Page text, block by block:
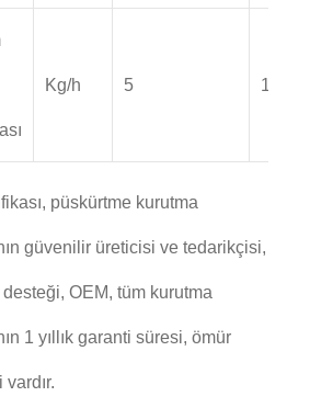
Kg/h 5 10
püskürtme kurutma
güvenilir üreticisi ve tedarikçisi,
OEM, tüm kurutma
1 yıllık garanti süresi, ömür